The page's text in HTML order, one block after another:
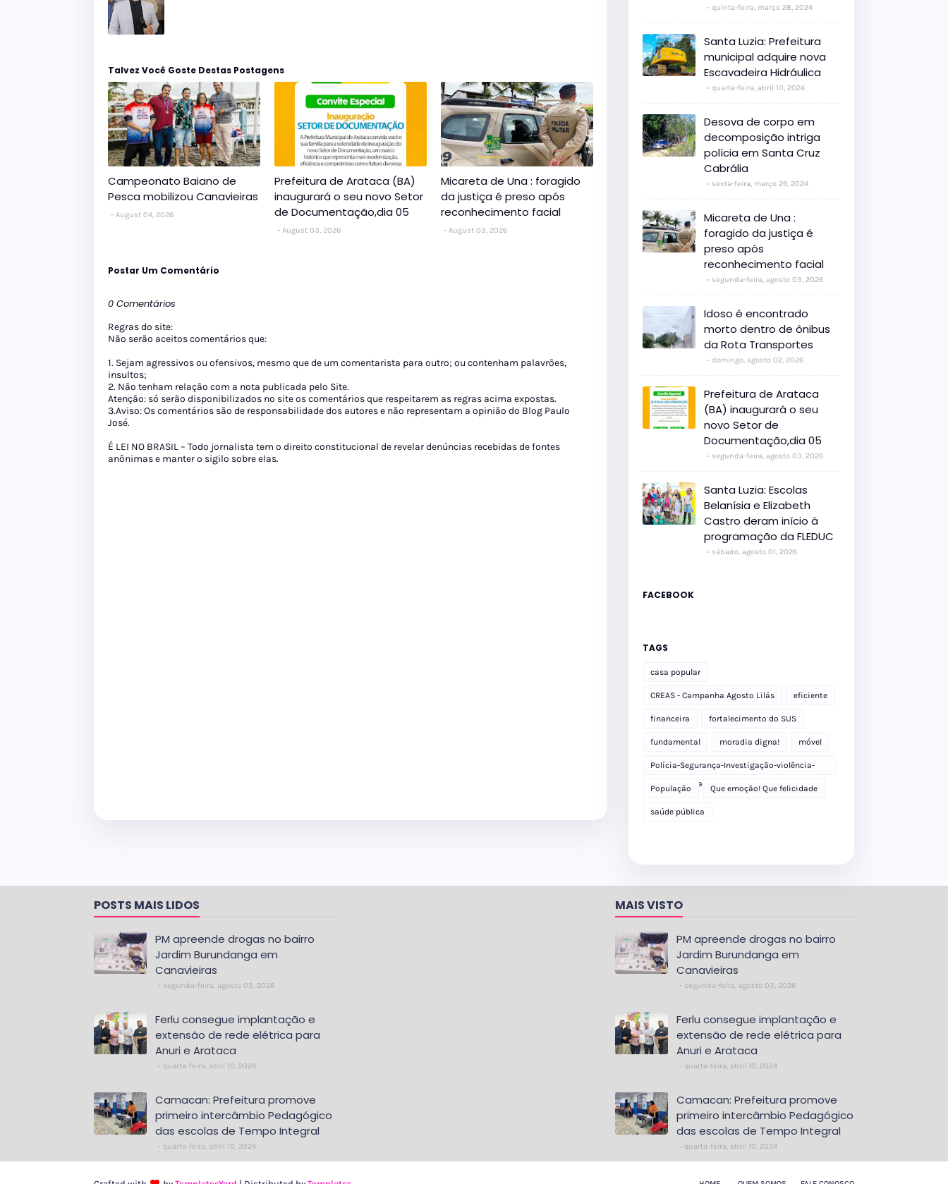
Talvez Você Goste Destas Postagens
Campeonato Baiano de
Pesca mobilizou Canavieiras
August 04, 2026
Prefeitura de Arataca (BA)
inaugurará o seu novo Setor
de Documentação,dia 05
August 03, 2026
Micareta de Una : foragido
da justiça é preso após
reconhecimento facial
August 03, 2026
Postar Um Comentário
0 Comentários
Regras do site:
Não serão aceitos comentários que:
1. Sejam agressivos ou ofensivos, mesmo que de um comentarista para outro; ou contenham palavrões,
insultos;
2. Não tenham relação com a nota publicada pelo Site.
Atenção: só serão disponibilizados no site os comentários que respeitarem as regras acima expostas.
3.Aviso: Os comentários são de responsabilidade dos autores e não representam a opinião do Blog Paulo
José.
É LEI NO BRASIL – Todo jornalista tem o direito constitucional de revelar denúncias recebidas de fontes
anônimas e manter o sigilo sobre elas.
quinta-feira, março 28, 2024
Santa Luzia: Prefeitura
municipal adquire nova
Escavadeira Hidráulica
quarta-feira, abril 10, 2024
Desova de corpo em
decomposição intriga
polícia em Santa Cruz
Cabrália
sexta-feira, março 29, 2024
Micareta de Una :
foragido da justiça é
preso após
reconhecimento facial
segunda-feira, agosto 03, 2026
Idoso é encontrado
morto dentro de ônibus
da Rota Transportes
domingo, agosto 02, 2026
Prefeitura de Arataca
(BA) inaugurará o seu
novo Setor de
Documentação,dia 05
segunda-feira, agosto 03, 2026
Santa Luzia: Escolas
Belanísia e Elizabeth
Castro deram início à
programação da FLEDUC
sábado, agosto 01, 2026
FACEBOOK
TAGS
casa popular
CREAS - Campanha Agosto Lilás eficiente
financeira fortalecimento do SUS
fundamental moradia digna! móvel
Polícia-Segurança-Investigação-violência-
Polícia Militar-delegacia
População Que emoção! Que felicidade
saúde pública
POSTS MAIS LIDOS
PM apreende drogas no bairro
Jardim Burundanga em
Canavieiras
segunda-feira, agosto 03, 2026
Ferlu consegue implantação e
extensão de rede elétrica para
Anuri e Arataca
quarta-feira, abril 10, 2024
Camacan: Prefeitura promove
primeiro intercâmbio Pedagógico
das escolas de Tempo Integral
quarta-feira, abril 10, 2024
MAIS VISTO
PM apreende drogas no bairro
Jardim Burundanga em
Canavieiras
segunda-feira, agosto 03, 2026
Ferlu consegue implantação e
extensão de rede elétrica para
Anuri e Arataca
quarta-feira, abril 10, 2024
Camacan: Prefeitura promove
primeiro intercâmbio Pedagógico
das escolas de Tempo Integral
quarta-feira, abril 10, 2024